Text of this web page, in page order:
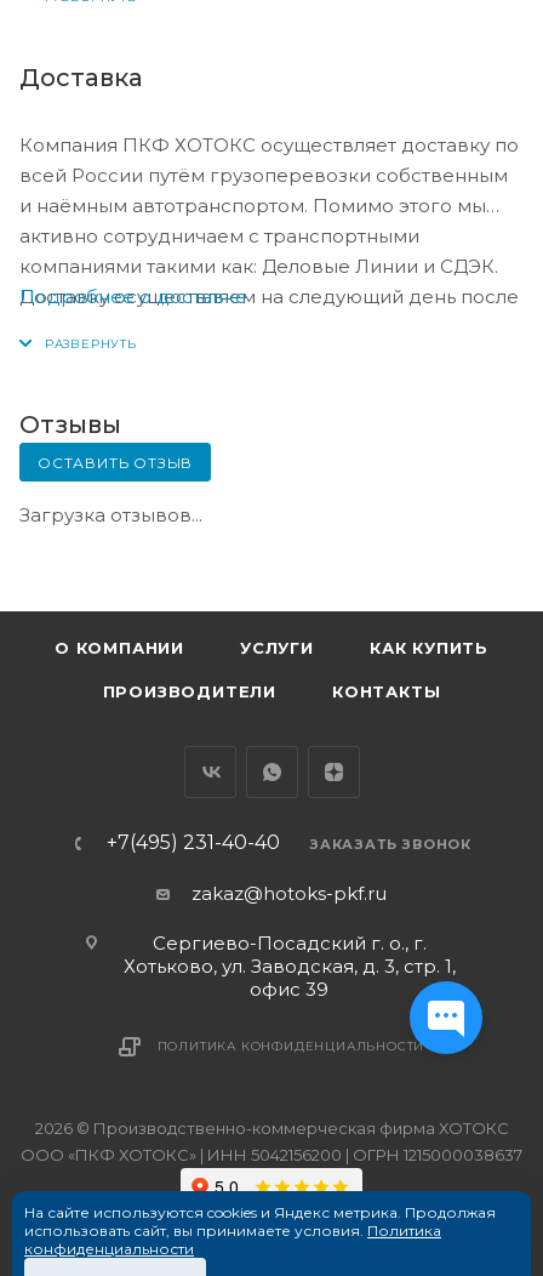
Доставка
Компания ПКФ ХОТОКС осуществляет доставку по
всей России путём грузоперевозки собственным
и наёмным автотранспортом. Помимо этого мы
активно сотрудничаем с транспортными
компаниями такими как: Деловые Линии и СДЭК.
Доставку осуществляем на следующий день после
Подробнее о доставке
Отзывы
ОСТАВИТЬ ОТЗЫВ
Загрузка отзывов...
О КОМПАНИИ УСЛУГИ КАК КУПИТЬ
ПРОИЗВОДИТЕЛИ КОНТАКТЫ
+7(495) 231-40-40 ЗАКАЗАТЬ ЗВОНОК
zakaz@hotoks-pkf.ru
Сергиево-Посадский г. о., г.
Хотьково, ул. Заводская, д. 3, стр. 1,
офис 39
ПОЛИТИКА КОНФИДЕНЦИАЛЬНОСТИ
2026 © Производственно-коммерческая фирма ХОТОКС
ООО «ПКФ ХОТОКС» | ИНН 5042156200 | ОГРН 1215000038637
На сайте используются cookies и Яндекс метрика. Продолжая
использовать сайт, вы принимаете условия. Политика
конфиденциальности